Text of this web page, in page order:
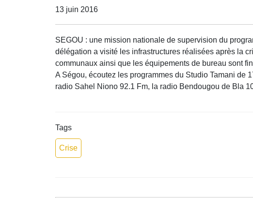
13 juin 2016
SEGOU : une mission nationale de supervision du
délégation a visité les infrastructures réalisées après la
communaux ainsi que les équipements de bureau sont
A Ségou, écoutez les programmes du Studio Tamani de
radio Sahel Niono 92.1 Fm, la radio Bendougou de Bla
Tags
Crise